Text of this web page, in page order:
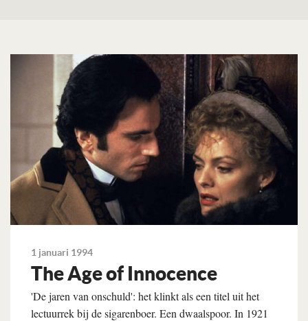
1 januari 1994
The Age of Innocence
'De jaren van onschuld': het klinkt als een titel uit het
lectuurrek bij de sigarenboer. Een dwaalspoor. In 1921